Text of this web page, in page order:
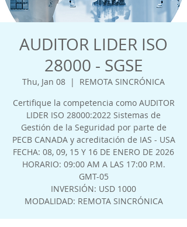
AUDITOR LIDER ISO
28000 - SGSE
Thu, Jan 08
  |
REMOTA SINCRÓNICA
Certifique la competencia como AUDITOR
LIDER ISO 28000:2022 Sistemas de
Gestión de la Seguridad por parte de
PECB CANADA y acreditación de IAS - USA
FECHA: 08, 09, 15 Y 16 DE ENERO DE 2026
HORARIO: 09:00 AM A LAS 17:00 P.M.
GMT-05
INVERSIÓN: USD 1000
MODALIDAD: REMOTA SINCRÓNICA